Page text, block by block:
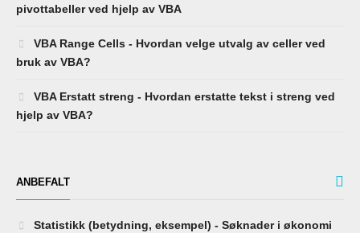
pivottabeller ved hjelp av VBA
VBA Range Cells - Hvordan velge utvalg av celler ved
bruk av VBA?
VBA Erstatt streng - Hvordan erstatte tekst i streng ved
hjelp av VBA?
ANBEFALT
Statistikk (betydning, eksempel) - Søknader i økonomi